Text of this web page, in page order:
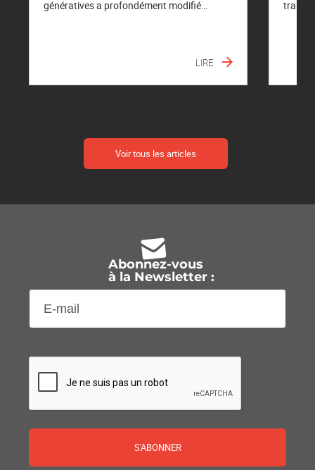
génératives a profondément modifié…
LIRE
Voir tous les articles
Abonnez-vous
à la Newsletter :
E-
mail(Nécessaire)